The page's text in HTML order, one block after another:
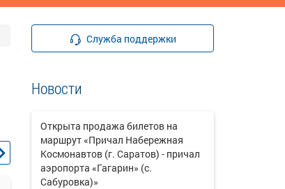
Служба поддержки
Новости
Открыта продажа билетов на
маршрут «Причал Набережная
Космонавтов (г. Саратов) - причал
аэропорта «Гагарин» (с.
Сабуровка)»